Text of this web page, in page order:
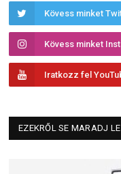
Kövess minket
Kövess minket
Iratkozz fel
EZEKRŐL SE MARADJ LE